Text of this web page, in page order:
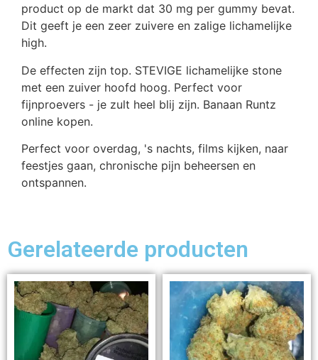
product op de markt dat 30 mg per gummy bevat.
Dit geeft je een zeer zuivere en zalige lichamelijke
high.
De effecten zijn top. STEVIGE lichamelijke stone
met een zuiver hoofd hoog. Perfect voor
fijnproevers - je zult heel blij zijn. Banaan Runtz
online kopen.
Perfect voor overdag, 's nachts, films kijken, naar
feestjes gaan, chronische pijn beheersen en
ontspannen.
Gerelateerde producten